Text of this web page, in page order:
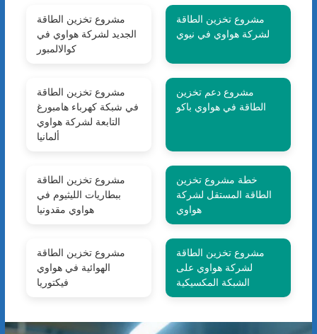
مشروع تخزين الطاقة
الجديد لشركة هواوي في
كوالالمبور
مشروع تخزين الطاقة
لشركة هواوي في نيوي
مشروع تخزين الطاقة
في شبكة كهرباء هامبورغ
التابعة لشركة هواوي
ألمانيا
مشروع دعم تخزين
الطاقة في هواوي باكو
مشروع تخزين الطاقة
ببطاريات الليثيوم في
هواوي مقدونيا
خطة مشروع تخزين
الطاقة المستقل لشركة
هواوي
مشروع تخزين الطاقة
الهوائية في هواوي
فيكتوريا
مشروع تخزين الطاقة
لشركة هواوي على
الشبكة المكسيكية